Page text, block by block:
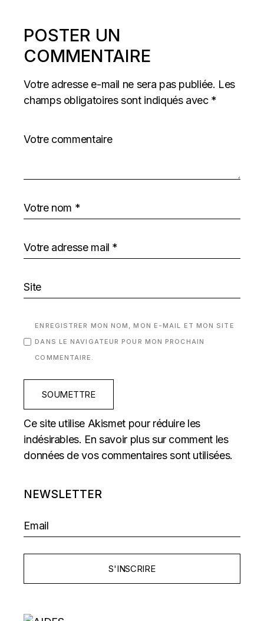
POSTER UN
COMMENTAIRE
Votre adresse e-mail ne sera pas publiée. Les
champs obligatoires sont indiqués avec *
ENREGISTRER MON NOM, MON E-MAIL ET MON SITE
DANS LE NAVIGATEUR POUR MON PROCHAIN
COMMENTAIRE.
SOUMETTRE
Ce site utilise Akismet pour réduire les
indésirables. En savoir plus sur comment les
données de vos commentaires sont utilisées.
NEWSLETTER
S'INSCRIRE